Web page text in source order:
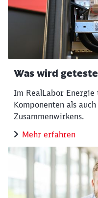
Was wird
Im RealLabor
Komponenten als
Zusammenwirkens.
Mehr erfahren